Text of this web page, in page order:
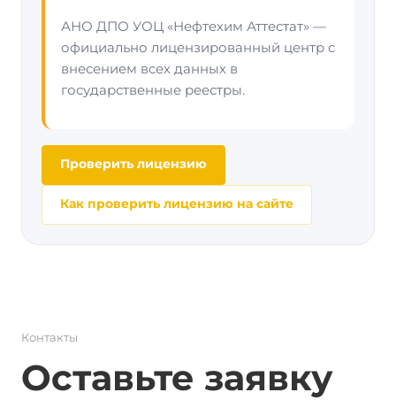
АНО ДПО УОЦ «Нефтехим Аттестат» —
официально лицензированный центр с
внесением всех данных в
государственные реестры.
Проверить лицензию
Как проверить лицензию на сайте
Контакты
Оставьте заявку